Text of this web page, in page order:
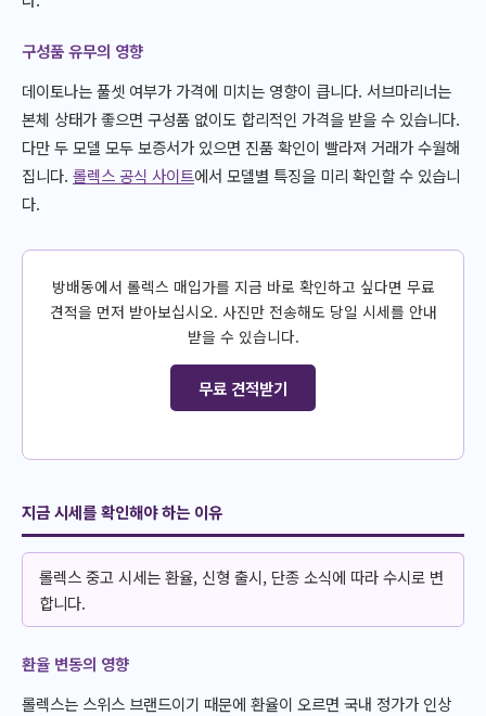
구성품 유무의 영향
데이토나는 풀셋 여부가 가격에 미치는 영향이 큽니다. 서브마리너는
본체 상태가 좋으면 구성품 없이도 합리적인 가격을 받을 수 있습니다.
다만 두 모델 모두 보증서가 있으면 진품 확인이 빨라져 거래가 수월해
집니다. 롤렉스 공식 사이트에서 모델별 특징을 미리 확인할 수 있습니
다.
방배동에서 롤렉스 매입가를 지금 바로 확인하고 싶다면 무료
견적을 먼저 받아보십시오. 사진만 전송해도 당일 시세를 안내
받을 수 있습니다.
무료 견적받기
지금 시세를 확인해야 하는 이유
롤렉스 중고 시세는 환율, 신형 출시, 단종 소식에 따라 수시로 변
합니다.
환율 변동의 영향
롤렉스는 스위스 브랜드이기 때문에 환율이 오르면 국내 정가가 인상